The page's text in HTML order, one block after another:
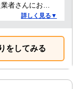
者さんにお願
なと思いまし
もとても対応
。空いてるス
しかった。
詳しく見る▼
をしてみる